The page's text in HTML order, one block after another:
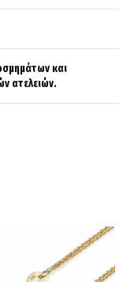
και
ατελειών.